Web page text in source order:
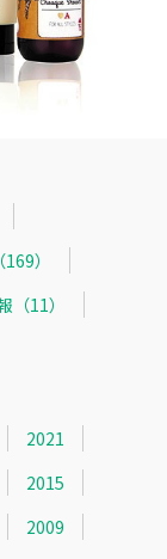
）
（11）
2021
2015
2009